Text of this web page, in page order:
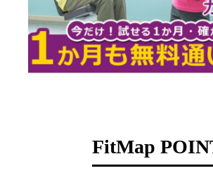
FitMap